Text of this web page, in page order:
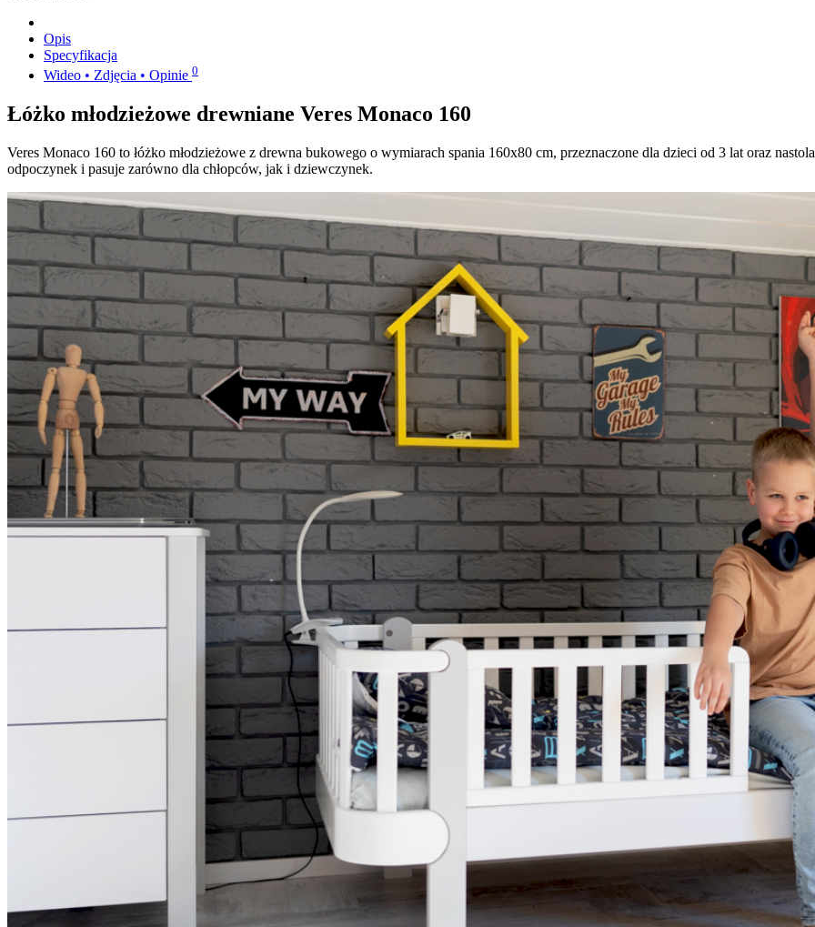
Opis
Specyfikacja
Wideo • Zdjęcia • Opinie 0
Łóżko młodzieżowe drewniane Veres Monaco 160
Veres Monaco 160 to łóżko młodzieżowe z drewna bukowego o wymiarach spania 160x80 cm, przeznaczone dla dzieci od 3 lat oraz
odpoczynek i pasuje zarówno dla chłopców, jak i dziewczynek.